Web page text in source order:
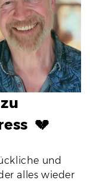
💔
und
alles wieder